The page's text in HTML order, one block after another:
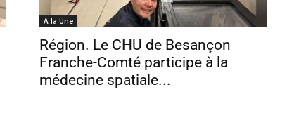
A la Une
Région. Le CHU de Besançon
Franche-Comté participe à la
médecine spatiale...